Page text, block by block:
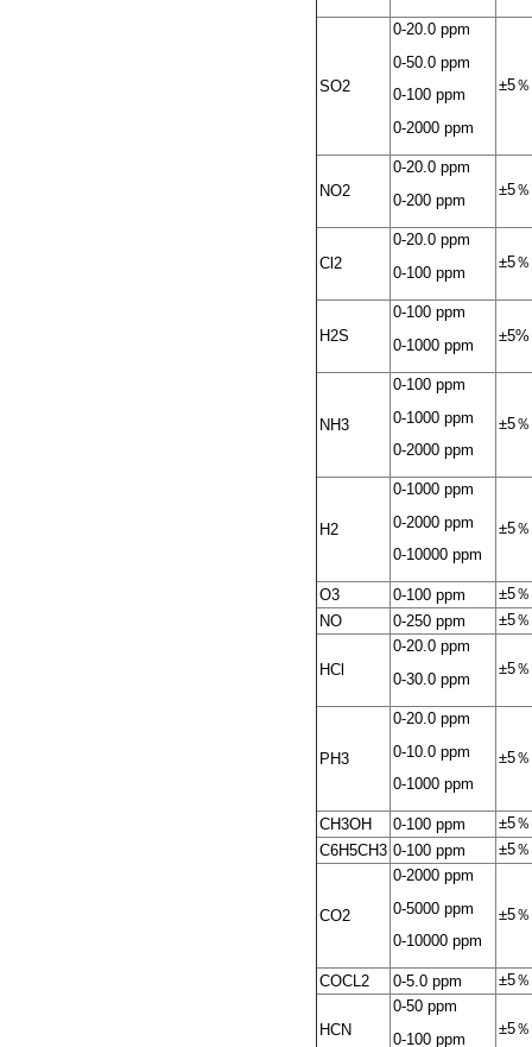
SO2
0-20.0 ppm
0-50.0 ppm
0-100 ppm
0-2000 ppm
±5％
NO2
0-20.0 ppm
0-200 ppm
±5％
Cl2
0-20.0 ppm
0-100 ppm
±5％
H2S
0-100 ppm
0-1000 ppm
±5%
NH3
0-100 ppm
0-1000 ppm
0-2000 ppm
±5％
H2
0-1000 ppm
0-2000 ppm
0-10000 ppm
±5％
O3 0-100 ppm
±5％
NO
0-250 ppm ±5％
HCl
0-20.0 ppm
0-30.0 ppm
±5％
PH3
0-20.0 ppm
0-10.0 ppm
0-1000 ppm
±5％
CH3OH 0-100 ppm
±5％
C6H5CH3 0-100 ppm ±5％
CO2
0-2000 ppm
0-5000 ppm
0-10000 ppm
±5％
COCL2 0-5.0 ppm ±5％
HCN
0-50 ppm
0-100 ppm
±5％